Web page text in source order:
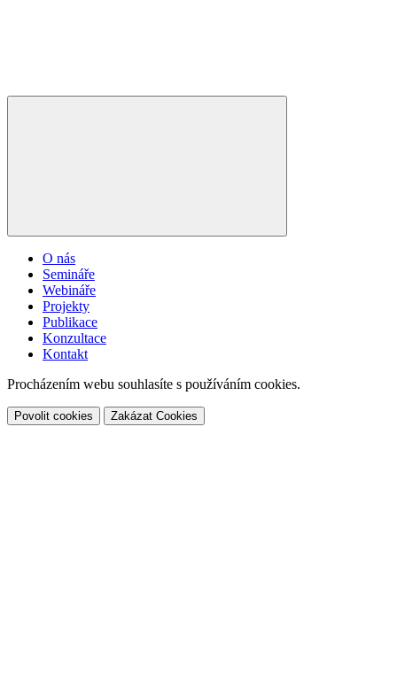
O nás
Semináře
Webináře
Projekty
Publikace
Konzultace
Kontakt
Procházením webu souhlasíte s používáním cookies.
Povolit cookies Zakázat Cookies